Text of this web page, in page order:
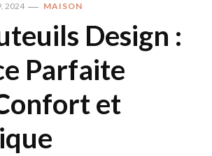
2024 MAISON
Design :
Parfaite
et